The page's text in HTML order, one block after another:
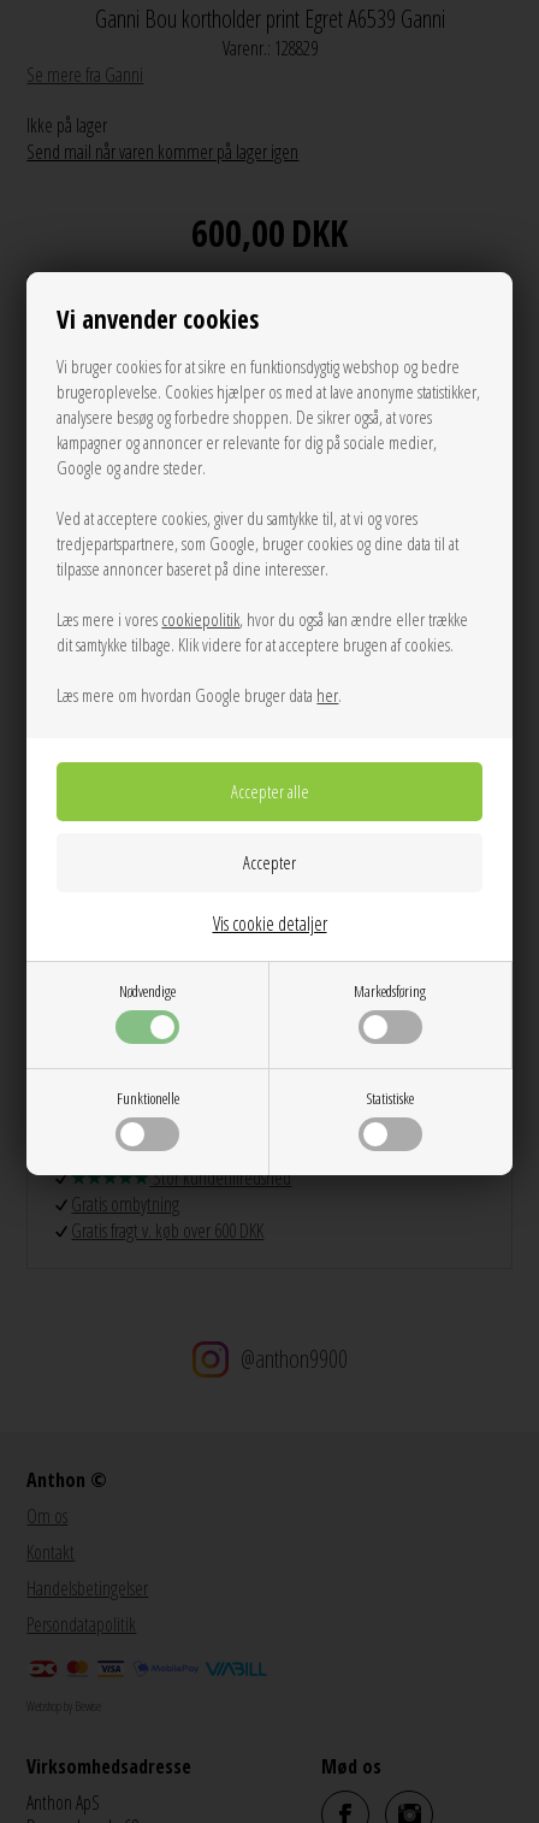
Vi anvender cookies
Vi bruger cookies for at sikre en funktionsdygtig webshop og bedre
brugeroplevelse. Cookies hjælper os med at lave anonyme statistikker,
analysere besøg og forbedre shoppen. De sikrer også, at vores
kampagner og annoncer er relevante for dig på sociale medier,
Google og andre steder.
Ved at acceptere cookies, giver du samtykke til, at vi og vores
tredjepartspartnere, som Google, bruger cookies og dine data til at
tilpasse annoncer baseret på dine interesser.
Læs mere i vores cookiepolitik, hvor du også kan ændre eller trække
dit samtykke tilbage. Klik videre for at acceptere brugen af cookies.
Læs mere om hvordan Google bruger data her.
Nødvendige Markedsføring
Funktionelle Statistiske
Vis cookie detaljer
Ganni Bou kortholder print Egret A6539 Ganni
Varenr.: 128829
Se mere fra Ganni
Ikke på lager
Send mail når varen kommer på lager igen
600,00DKK
LÆG I KURVEN
Tilføj til Ønskeskyen
Polka prikket GANNI Bou kortholder har plads til flere kort og har et GANNI
Højde: 6.5
Bredde: 9.8
Dybde: 0.2
Dag til dag levering på hverdage
14 dages returret
Stor kundetilfredshed
Gratis ombytning
Gratis fragt v. køb over 600 DKK
@anthon9900
Anthon ©
Om os
Kontakt
Handelsbetingelser
Persondatapolitik
Webshop by Bewise
Virksomhedsadresse
Anthon ApS
Mød os